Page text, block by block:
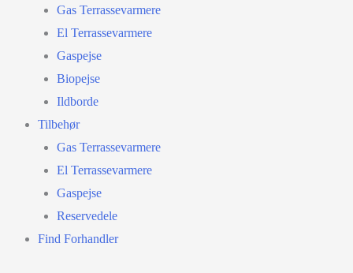
Gas Terrassevarmere
El Terrassevarmere
Gaspejse
Biopejse
Ildborde
Tilbehør
Gas Terrassevarmere
El Terrassevarmere
Gaspejse
Reservedele
Find Forhandler